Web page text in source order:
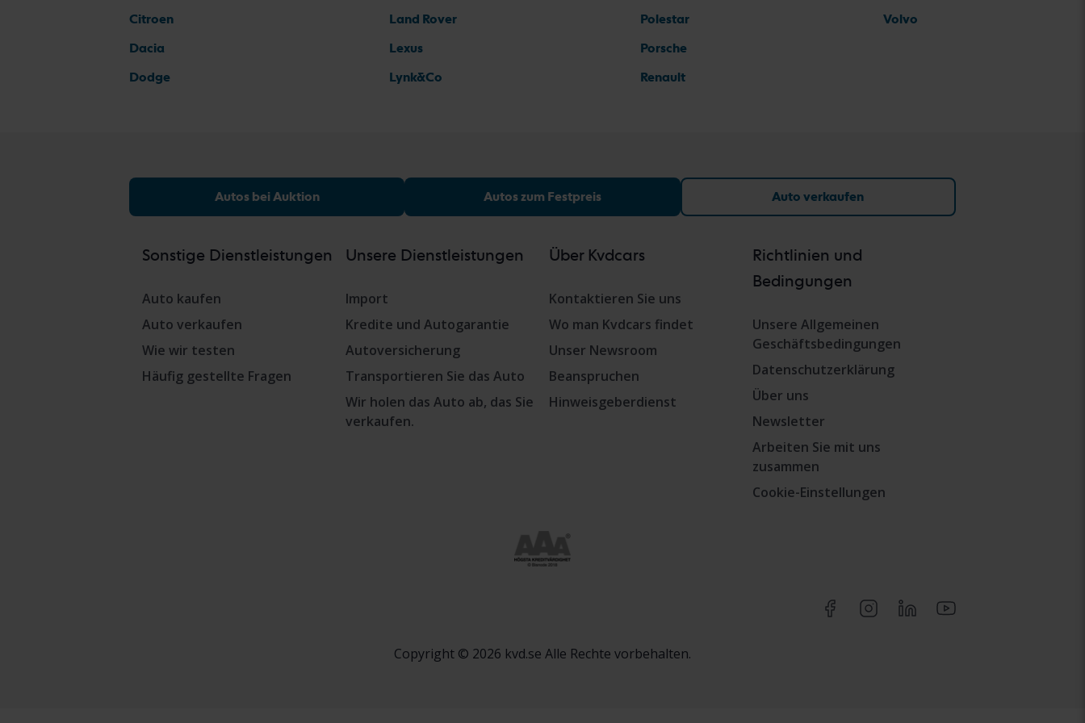
Citroen
Dacia
Dodge
Land Rover
Lexus
Lynk&Co
Polestar
Porsche
Renault
Volvo
Autos bei Auktion Autos zum Festpreis Auto verkaufen
Sonstige Dienstleistungen
Auto kaufen
Auto verkaufen
Wie wir testen
Häufig gestellte Fragen
Unsere Dienstleistungen
Import
Kredite und Autogarantie
Autoversicherung
Transportieren Sie das Auto
Wir holen das Auto ab, das Sie
verkaufen.
Über Kvdcars
Kontaktieren Sie uns
Wo man Kvdcars findet
Unser Newsroom
Beanspruchen
Hinweisgeberdienst
Richtlinien und
Bedingungen
Unsere Allgemeinen
Geschäftsbedingungen
Datenschutzerklärung
Über uns
Newsletter
Arbeiten Sie mit uns
zusammen
Cookie-Einstellungen
Copyright © 2026 kvd.se Alle Rechte vorbehalten.